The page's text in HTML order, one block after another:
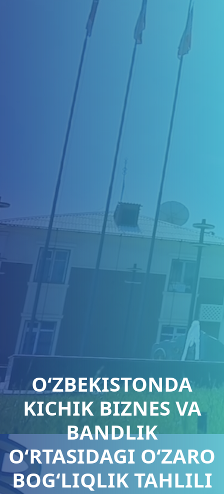
O‘ZBEKISTONDA
KICHIK BIZNES VA
BANDLIK
O‘RTASIDAGI O‘ZARO
BOG‘LIQLIK TAHLILI